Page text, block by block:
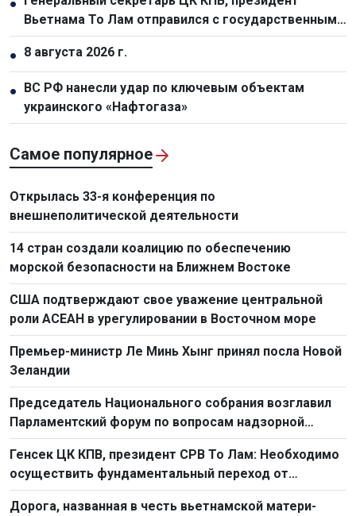
●
Вьетнама То Лам отправился с государственным
визитом в Австралию и Новую Зеландию
● 8 августа 2026 г.
● ВС РФ нанесли удар по ключевым объектам
украинского «Нафтогаза»
Самое популярное
Открылась 33-я конференция по
внешнеполитической деятельности
14 стран создали коалицию по обеспечению
морской безопасности на Ближнем Востоке
США подтверждают свое уважение центральной
роли АСЕАН в урегулировании в Восточном море
Премьер-министр Ле Минь Хынг принял посла Новой
Зеландии
Председатель Национального собрания возглавил
Парламентский форум по вопросам надзорной
деятельности 2026 г.
Генсек ЦК КПВ, президент СРВ То Лам: Необходимо
осуществить фундаментальный переход от
простого труда к созидательному труду
Дорога, названная в честь вьетнамской матери-